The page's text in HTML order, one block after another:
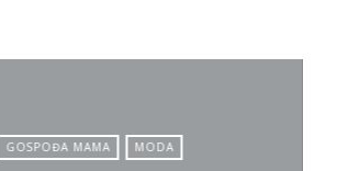
by
Tadić
GOSPOĐA MAMA MODA